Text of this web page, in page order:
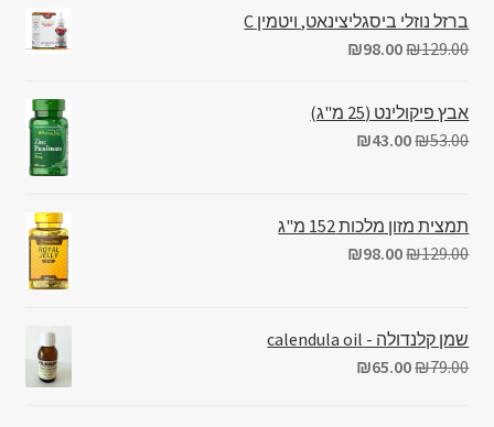
ברזל נוזלי ביסגליצינאט, ויטמין C
₪129.00
₪98.00
אבץ פיקולינט (25 מ"ג)
₪53.00
₪43.00
תמצית מזון מלכות 152 מ"ג
₪129.00
₪98.00
שמן קלנדולה - calendula oil
₪79.00
₪65.00